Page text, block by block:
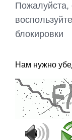
Пожалуйста,
блокировки
Нам нужно